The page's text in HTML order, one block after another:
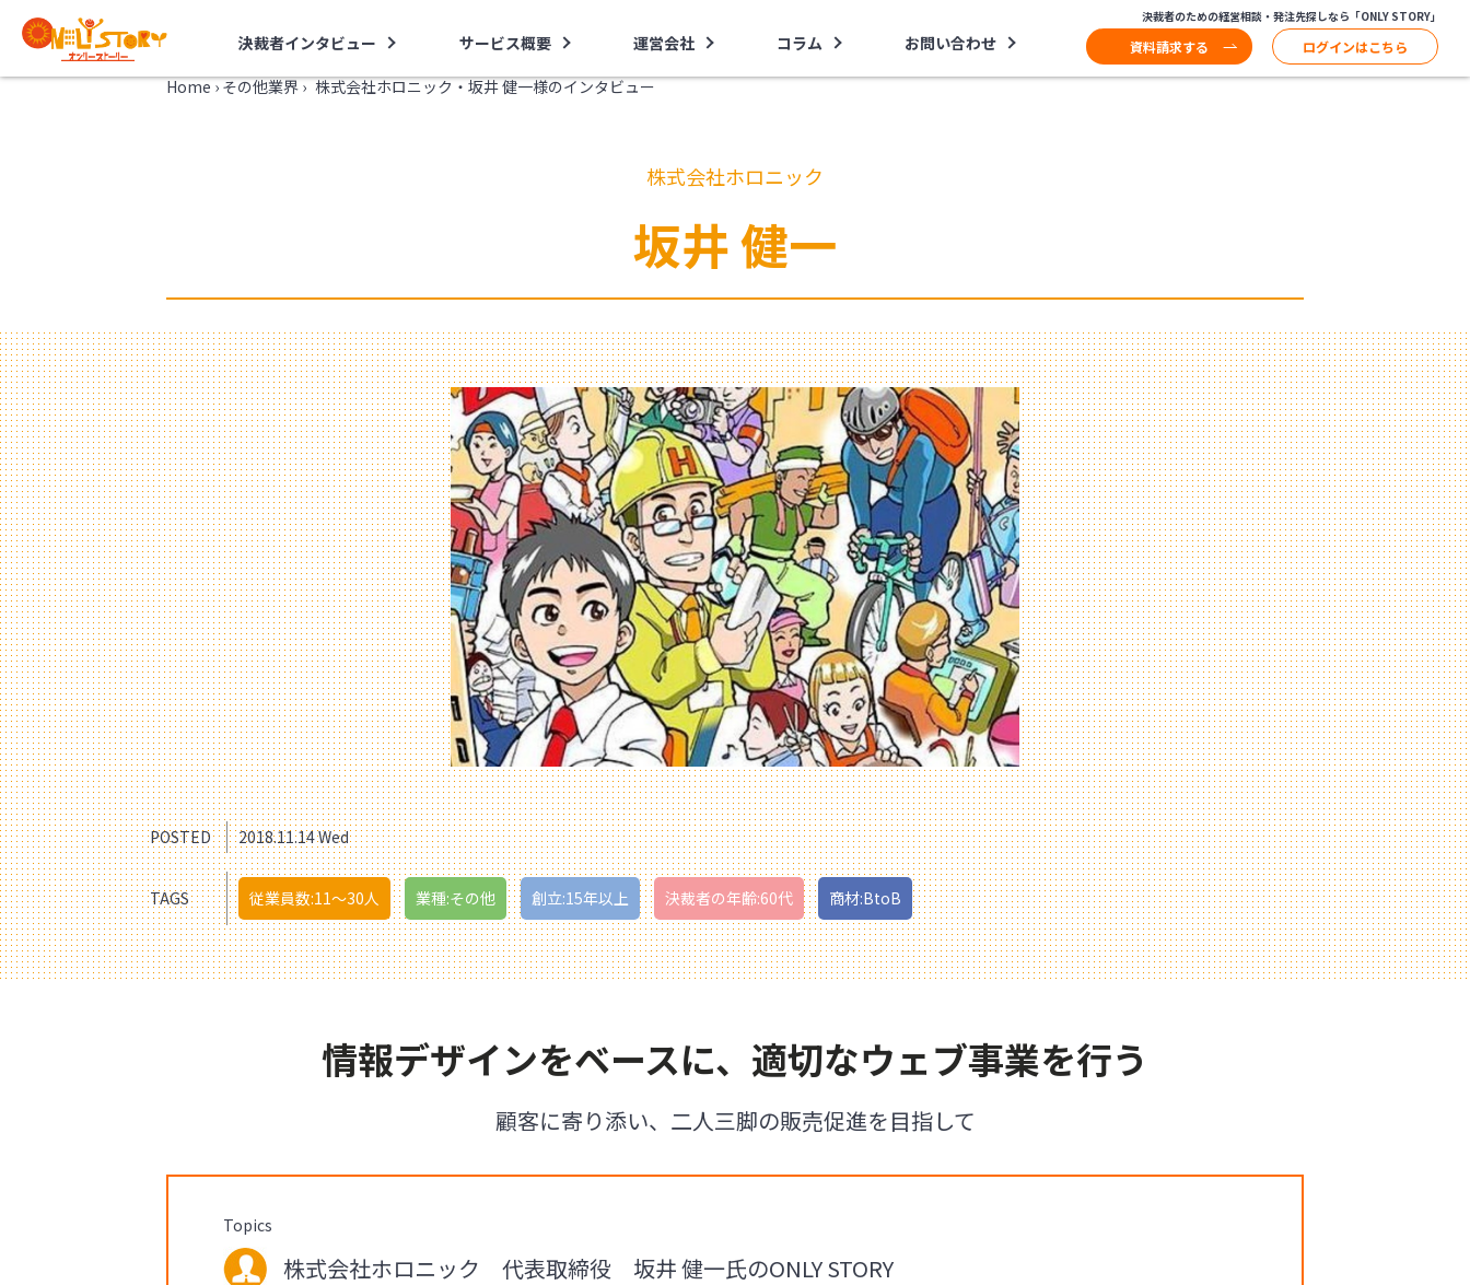
決裁者インタビュー サービス概要 運営会社 コラム お問い合わせ
決裁者のための経営相談・発注先探しなら「ONLY STORY」
資料請求する ログインはこちら
Home › その他業界 › 株式会社ホロニック・坂井 健一様のインタビュー
株式会社ホロニック
坂井 健一
POSTED 2018.11.14 Wed
TAGS 従業員数:11〜30人 業種:その他 創立:15年以上 決裁者の年齢:60代 商材:BtoB
情報デザインをベースに、適切なウェブ事業を行う
顧客に寄り添い、二人三脚の販売促進を目指して
Topics
株式会社ホロニック 代表取締役 坂井 健一氏のONLY STORY